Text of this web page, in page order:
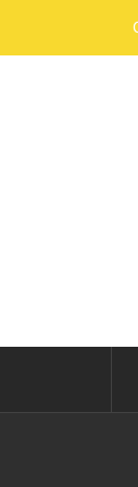
Miss Roussillon